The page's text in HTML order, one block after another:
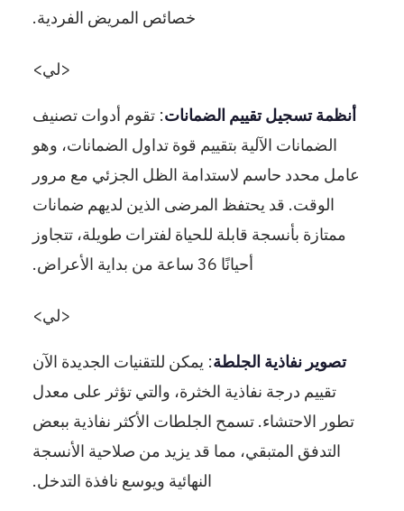
خصائص المريض الفردية.
<لي>
أنظمة تسجيل تقييم الضمانات: تقوم أدوات تصنيف
الضمانات الآلية بتقييم قوة تداول الضمانات، وهو
عامل محدد حاسم لاستدامة الظل الجزئي مع مرور
الوقت. قد يحتفظ المرضى الذين لديهم ضمانات
ممتازة بأنسجة قابلة للحياة لفترات طويلة، تتجاوز
أحيانًا 36 ساعة من بداية الأعراض.
<لي>
تصوير نفاذية الجلطة: يمكن للتقنيات الجديدة الآن
تقييم درجة نفاذية الخثرة، والتي تؤثر على معدل
تطور الاحتشاء. تسمح الجلطات الأكثر نفاذية ببعض
التدفق المتبقي، مما قد يزيد من صلاحية الأنسجة
النهائية ويوسع نافذة التدخل.